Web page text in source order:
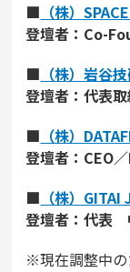
■ （株）
登壇者：Co-
■ （株）岩谷
登壇者：代表
■ （株）
登壇者：CEO
■ （株）GITAI
登壇者：代表
※現在調整中の